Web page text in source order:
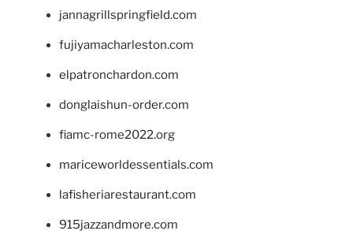
jannagrillspringfield.com
fujiyamacharleston.com
elpatronchardon.com
donglaishun-order.com
fiamc-rome2022.org
mariceworldessentials.com
lafisheriarestaurant.com
915jazzandmore.com